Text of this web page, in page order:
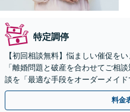
特定調停
【初回相談無料】悩ましい催促を
「離婚問題と破産を合わせてご相
談を「最適な手段をオーダーメイ
【完全個室制】【休日・夜間面談
料金